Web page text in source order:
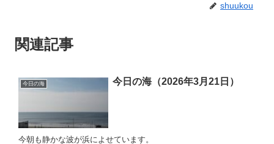
shuukou
関連記事
今日の海 今日の海（2026年3月21日）
今朝も静かな波が浜によせています。